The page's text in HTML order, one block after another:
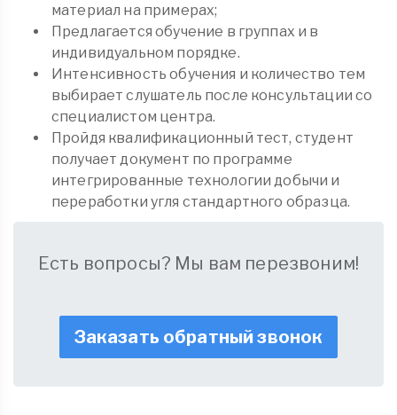
материал на примерах;
Предлагается обучение в группах и в
индивидуальном порядке.
Интенсивность обучения и количество тем
выбирает слушатель после консультации со
специалистом центра.
Пройдя квалификационный тест, студент
получает документ по программе
интегрированные технологии добычи и
переработки угля стандартного образца.
Есть вопросы? Мы вам перезвоним!
Заказать обратный звонок